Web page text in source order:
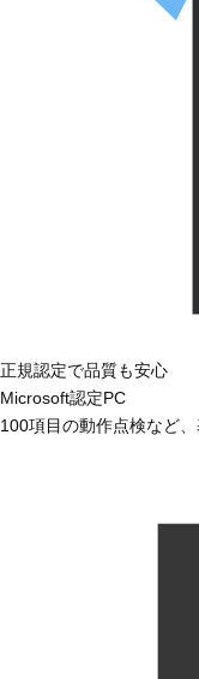
正規認定で品質も安心
Microsoft認定PC
100項目の動作点検など